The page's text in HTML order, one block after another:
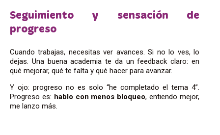
Seguimiento y sensación de
progreso
Cuando trabajas, necesitas ver avances. Si no lo ves, lo
dejas. Una buena academia te da un feedback claro: en
qué mejorar, qué te falta y qué hacer para avanzar.
Y ojo: progreso no es solo “he completado el tema 4”.
Progreso es: hablo con menos bloqueo, entiendo mejor,
me lanzo más.